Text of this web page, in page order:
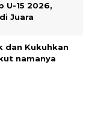
U-15 2026,
Juara
dan Kukuhkan
namanya